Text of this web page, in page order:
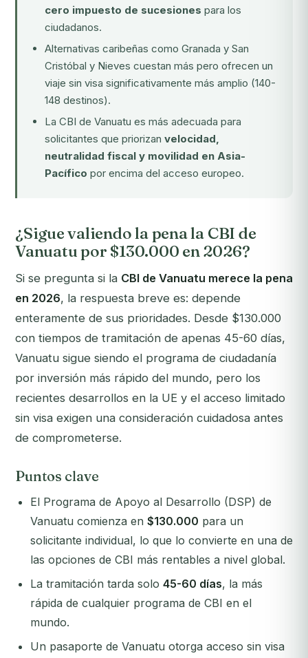
cero impuesto de sucesiones para los
ciudadanos.
Alternativas caribeñas como Granada y San
Cristóbal y Nieves cuestan más pero ofrecen un
viaje sin visa significativamente más amplio (140-
148 destinos).
La CBI de Vanuatu es más adecuada para
solicitantes que priorizan velocidad,
neutralidad fiscal y movilidad en Asia-
Pacífico por encima del acceso europeo.
¿Sigue valiendo la pena la CBI de
Vanuatu por $130.000 en 2026?
Si se pregunta si la CBI de Vanuatu merece la pena
en 2026, la respuesta breve es: depende
enteramente de sus prioridades. Desde $130.000
con tiempos de tramitación de apenas 45-60 días,
Vanuatu sigue siendo el programa de ciudadanía
por inversión más rápido del mundo, pero los
recientes desarrollos en la UE y el acceso limitado
sin visa exigen una consideración cuidadosa antes
de comprometerse.
Puntos clave
El Programa de Apoyo al Desarrollo (DSP) de
Vanuatu comienza en $130.000 para un
solicitante individual, lo que lo convierte en una de
las opciones de CBI más rentables a nivel global.
La tramitación tarda solo 45-60 días, la más
rápida de cualquier programa de CBI en el
mundo.
Un pasaporte de Vanuatu otorga acceso sin visa